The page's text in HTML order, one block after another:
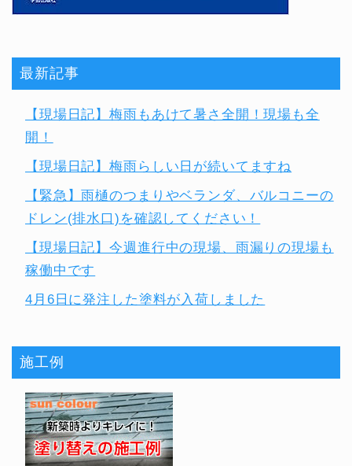
最新記事
【現場日記】梅雨もあけて暑さ全開！現場も全
開！
【現場日記】梅雨らしい日が続いてますね
【緊急】雨樋のつまりやベランダ、バルコニーの
ドレン(排水口)を確認してください！
【現場日記】今週進行中の現場、雨漏りの現場も
稼働中です
4月6日に発注した塗料が入荷しました
施工例